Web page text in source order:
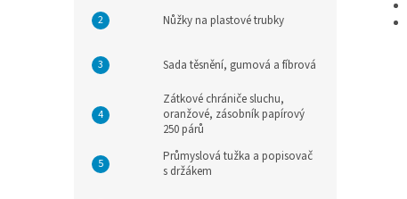
Nůžky na plastové trubky
Sada těsnění, gumová a fíbrová
Zátkové chrániče sluchu,
oranžové, zásobník papírový
250 párů
Průmyslová tužka a popisovač
s držákem